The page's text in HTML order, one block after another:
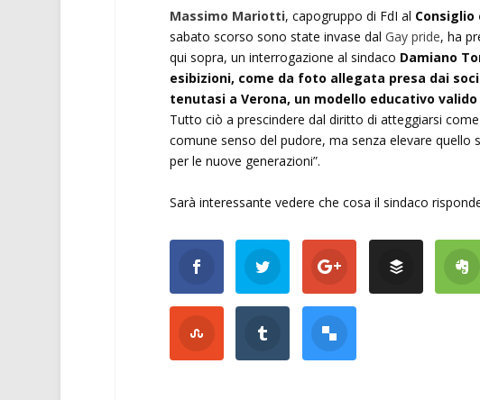
Massimo Mariotti, capogruppo di FdI al Consiglio
sabato scorso sono state invase dal Gay pride, ha
qui sopra, un interrogazione al sindaco Damiano
esibizioni, come da foto allegata presa dai
tenutasi a Verona, un modello educativo
Tutto ciò a prescindere dal diritto di atteggiarsi
comune senso del pudore, ma senza elevare
per le nuove generazioni”.
Sarà interessante vedere che cosa il sindaco